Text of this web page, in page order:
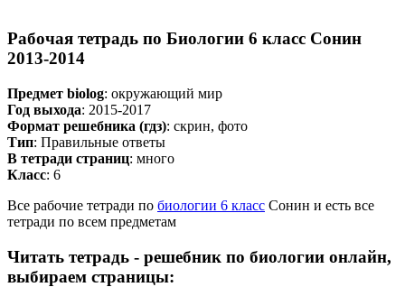
Рабочая тетрадь по Биологии 6 класс Сонин
2013-2014
Предмет biolog: окружающий мир
Год выхода: 2015-2017
Формат решебника (гдз): скрин, фото
Тип: Правильные ответы
В тетради страниц: много
Класс: 6
Все рабочие тетради по биологии 6 класс Сонин и есть все
тетради по всем предметам
Читать тетрадь - решебник по биологии онлайн,
выбираем страницы: